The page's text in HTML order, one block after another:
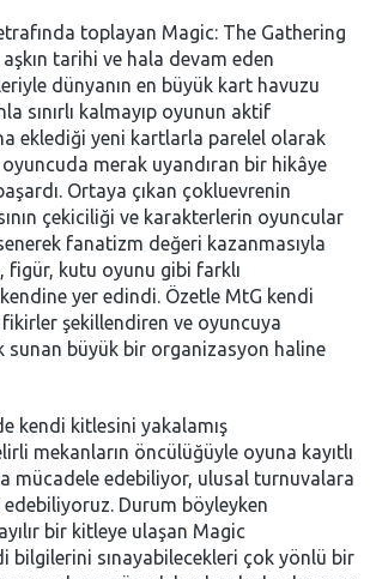
toplayan Magic: The Gathering
aşkın tarihi ve hala devam eden
dünyanın en büyük kart havuzu
sınırlı kalmayıp oyunun aktif
eklediği yeni kartlarla parelel olarak
merak uyandıran bir hikâye
Ortaya çıkan çokluevrenin
çekiciliği ve karakterlerin oyuncular
fanatizm değeri kazanmasıyla
figür, kutu oyunu gibi farklı
yer edindi. Özetle MtG kendi
şekillendiren ve oyuncuya
sunan büyük bir organizasyon haline
kendi kitlesini yakalamış
mekanların öncülüğüyle oyuna kayıtlı
mücadele edebiliyor, ulusal turnuvalara
edebiliyoruz. Durum böyleyken
bir kitleye ulaşan Magic
bilgilerini sınayabilecekleri çok yönlü bir